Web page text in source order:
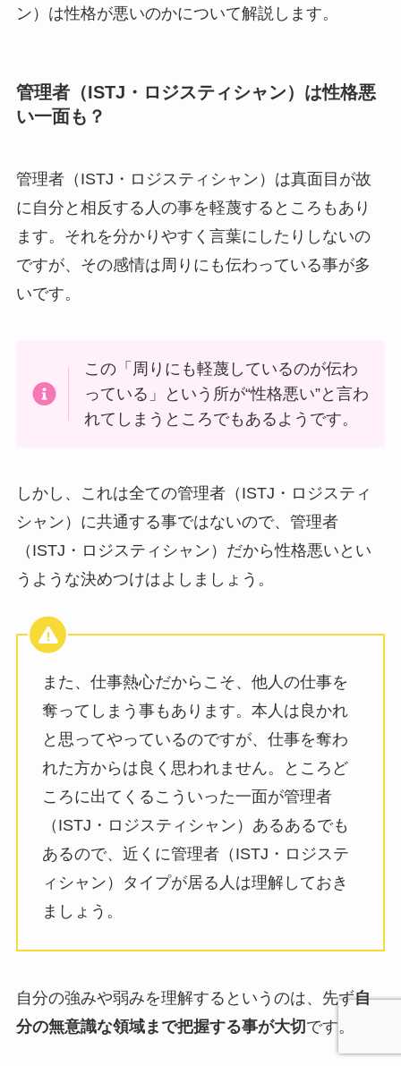
ン）は性格が悪いのかについて解説します。
管理者（ISTJ・ロジスティシャン）は性格悪
い一面も？
管理者（ISTJ・ロジスティシャン）は真面目が故
に自分と相反する人の事を軽蔑するところもあり
ます。それを分かりやすく言葉にしたりしないの
ですが、その感情は周りにも伝わっている事が多
いです。
この「周りにも軽蔑しているのが伝わ
っている」という所が“性格悪い”と言わ
れてしまうところでもあるようです。
しかし、これは全ての管理者（ISTJ・ロジスティ
シャン）に共通する事ではないので、管理者
（ISTJ・ロジスティシャン）だから性格悪いとい
うような決めつけはよしましょう。
また、仕事熱心だからこそ、他人の仕事を
奪ってしまう事もあります。本人は良かれ
と思ってやっているのですが、仕事を奪わ
れた方からは良く思われません。ところど
ころに出てくるこういった一面が管理者
（ISTJ・ロジスティシャン）あるあるでも
あるので、近くに管理者（ISTJ・ロジステ
ィシャン）タイプが居る人は理解しておき
ましょう。
自分の強みや弱みを理解するというのは、先ず自
分の無意識な領域まで把握する事が大切です。